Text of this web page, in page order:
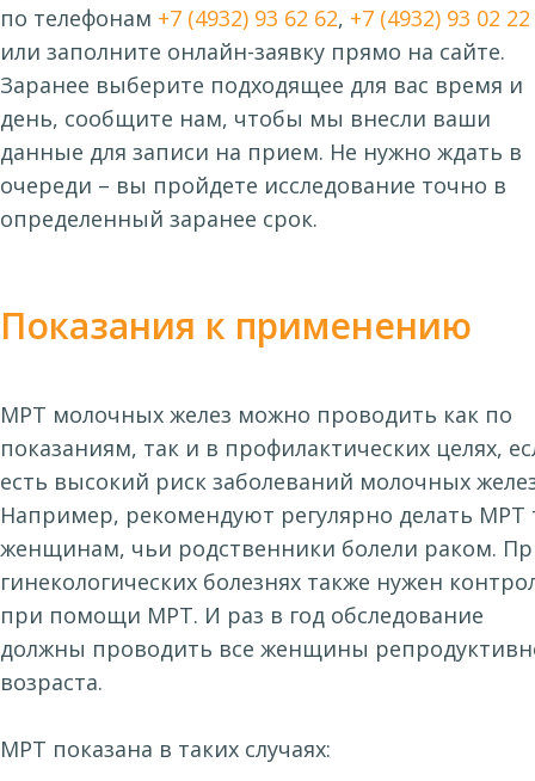
по телефонам +7 (4932) 93 62 62, +7 (4932) 93 02 22
или заполните онлайн-заявку прямо на сайте.
Заранее выберите подходящее для вас время и
день, сообщите нам, чтобы мы внесли ваши
данные для записи на прием. Не нужно ждать в
очереди – вы пройдете исследование точно в
определенный заранее срок.
Показания к применению
МРТ молочных желез можно проводить как по
показаниям, так и в профилактических целях,
есть высокий риск заболеваний молочных
Например, рекомендуют регулярно делать МРТ
женщинам, чьи родственники болели раком.
гинекологических болезнях также нужен
при помощи МРТ. И раз в год обследование
должны проводить все женщины
возраста.
МРТ показана в таких случаях: